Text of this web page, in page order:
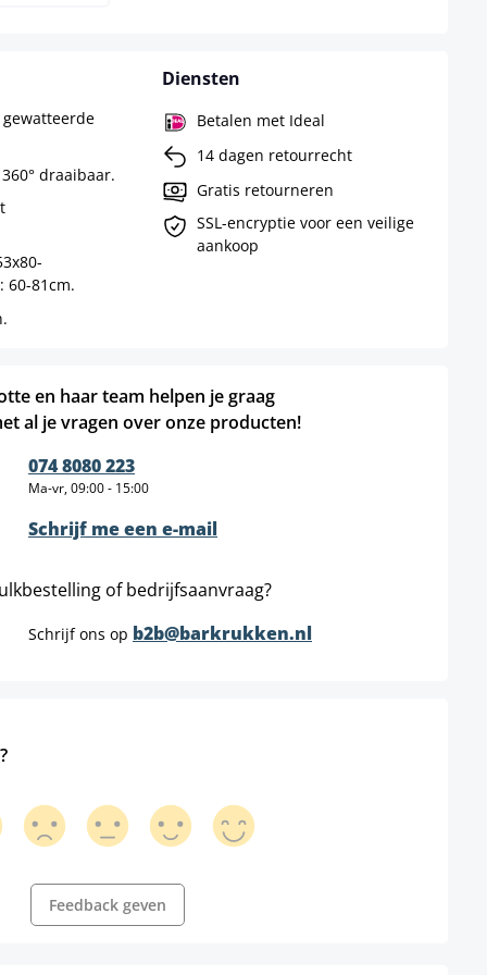
draaibaar.
60-81cm.
Diensten
Betalen met Ideal
14 dagen retourrecht
Gratis retourneren
SSL-encryptie voor een veilige
aankoop
en haar team helpen je graag
al je vragen over onze producten!
074 8080 223
Ma-vr, 09:00 - 15:00
Schrijf me een e-mail
of bedrijfsaanvraag?
Schrijf ons op b2b@barkrukken.nl
Feedback geven